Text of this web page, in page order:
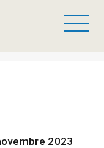
2023